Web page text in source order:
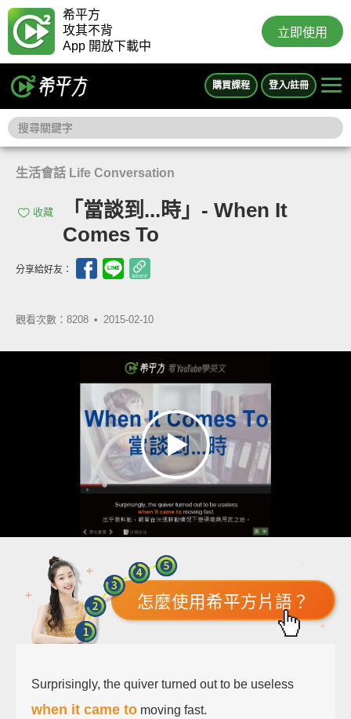
希平方
攻其不背
App 開放下載中
立即使用
購買課程 登入/註冊
生活會話 Life Conversation
收藏
「當談到...時」- When It
Comes To
分享給好友：
觀看次數：8208 • 2015-02-10
怎麼使用希平方片語？
Surprisingly, the quiver turned out to be useless
when it came to moving fast.